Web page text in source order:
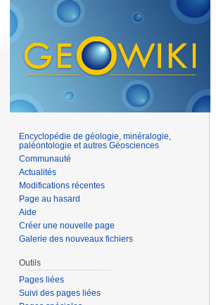
Encyclopédie de géologie, minéralogie,
paléontologie et autres Géosciences
Communauté
Actualités
Modifications récentes
Page au hasard
Aide
Créer une nouvelle page
Galerie des nouveaux fichiers
Outils
Pages liées
Suivi des pages liées